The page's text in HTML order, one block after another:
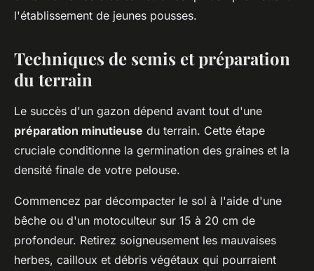
l'établissement de jeunes pousses.
Techniques de semis et préparation
du terrain
Le succès d'un gazon dépend avant tout d'une
préparation minutieuse du terrain. Cette étape
cruciale conditionne la germination des graines et la
densité finale de votre pelouse.
Commencez par décompacter le sol à l'aide d'une
bêche ou d'un motoculteur sur 15 à 20 cm de
profondeur. Retirez soigneusement les mauvaises
herbes, cailloux et débris végétaux qui pourraient